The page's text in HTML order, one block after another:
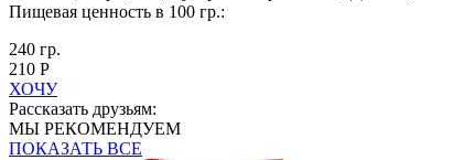
Пищевая ценность в 100 гр.:
240 гр.
210 Р
ХОЧУ
Рассказать друзьям:
МЫ РЕКОМЕНДУЕМ
ПОКАЗАТЬ ВСЕ